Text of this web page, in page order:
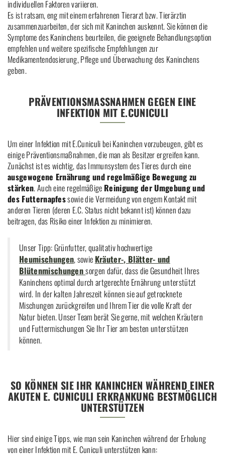
individuellen Faktoren variieren.
Es ist ratsam, eng mit einem erfahrenen Tierarzt bzw. Tierärztin
zusammenzuarbeiten, der sich mit Kaninchen auskennt. Sie können die
Symptome des Kaninchens beurteilen, die geeignete Behandlungsoption
empfehlen und weitere spezifische Empfehlungen zur
Medikamentendosierung, Pflege und Überwachung des Kaninchens
geben.
PRÄVENTIONSMASSNAHMEN GEGEN EINE I
NFEKTION MIT E.CUNICULI
Um einer Infektion mit E.Cuniculi bei Kaninchen vorzubeugen, gibt es
einige Präventionsmaßnahmen, die man als Besitzer ergreifen kann.
Zunächst ist es wichtig, das Immunsystem des Tieres durch eine
ausgewogene Ernährung und regelmäßige Bewegung zu
stärken. Auch eine regelmäßige Reinigung der Umgebung und
des Futternapfessowie die Vermeidung von engem Kontakt mit
anderen Tieren (deren E.C. Status nicht bekannt ist) können dazu
beitragen, das Risiko einer Infektion zu minimieren.
Unser Tipp: Grünfutter, qualitativ hochwertige
Heumischungen, sowie Kräuter-, Blätter- und
Blütenmischungensorgen dafür, dass die Gesundheit Ihres
Kaninchens optimal durch artgerechte Ernährung unterstützt
wird. In der kalten Jahreszeit können sie auf getrocknete
Mischungen zurückgreifen und Ihrem Tier die volle Kraft der
Natur bieten. Unser Team berät Sie gerne, mit welchen Kräutern
und Futtermischungen Sie Ihr Tier am besten unterstützen
können.
SO KÖNNEN SIE IHR KANINCHEN WÄHREND EINER
AKUTEN E. CUNICULI ERKRANKUNG BESTMÖGLICH
UNTERSTÜTZEN
Hier sind einige Tipps, wie man sein Kaninchen während der Erholung
von einer Infektion mit E. Cuniculi unterstützen kann: